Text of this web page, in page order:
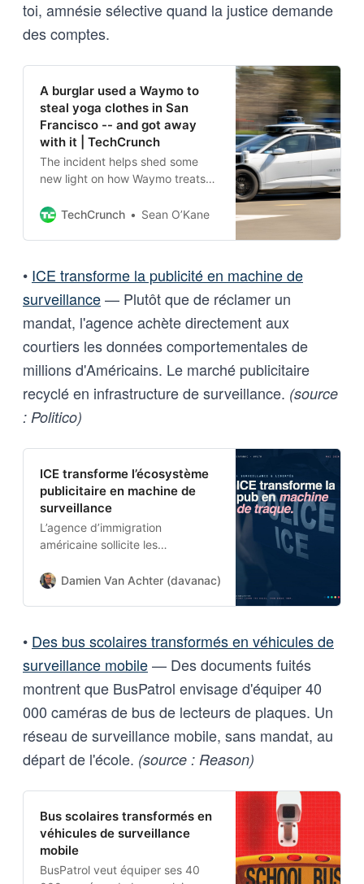
toi, amnésie sélective quand la justice demande
des comptes.
A burglar used a Waymo to
steal yoga clothes in San
Francisco -- and got away
with it | TechCrunch
The incident helps shed some
new light on how Waymo treats
by its robotaxis.
TechCrunch Sean O’Kane
• ICE transforme la publicité en machine de
surveillance— Plutôt que de réclamer un
mandat, l'agence achète directement aux
courtiers les données comportementales de
millions d'Américains. Le marché publicitaire
recyclé en infrastructure de surveillance. (source
: Politico)
ICE transforme l’écosystème
publicitaire en machine de
surveillance
L’agence d’immigration
américaine sollicite les
accéder aux données
Damien Van Achter (davanac)
• Des bus scolaires transformés en véhicules de
surveillance mobile— Des documents fuités
montrent que BusPatrol envisage d'équiper 40
000 caméras de bus de lecteurs de plaques. Un
réseau de surveillance mobile, sans mandat, au
départ de l'école. (source : Reason)
Bus scolaires transformés en
véhicules de surveillance
mobile
BusPatrol veut équiper ses 40